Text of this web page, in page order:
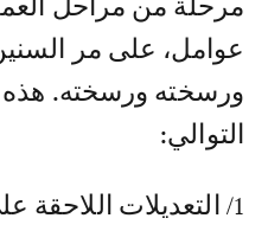
مرحلة من مراحل
عوامل، على مر
ورسخته ورسخته.
التوالي:
1/ التعديلات اللاحقة على اتفاقية عام 1968،